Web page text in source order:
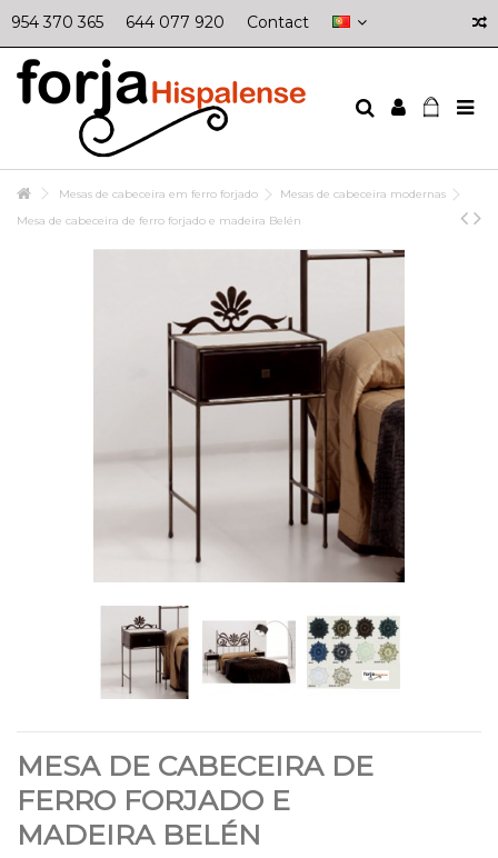
954 370 365 644 077 920 Contact
Mesas de cabeceira em ferro forjado
Mesas de cabeceira modernas
Mesa de cabeceira de ferro forjado e madeira Belén
MESA DE CABECEIRA DE
FERRO FORJADO E
MADEIRA BELÉN